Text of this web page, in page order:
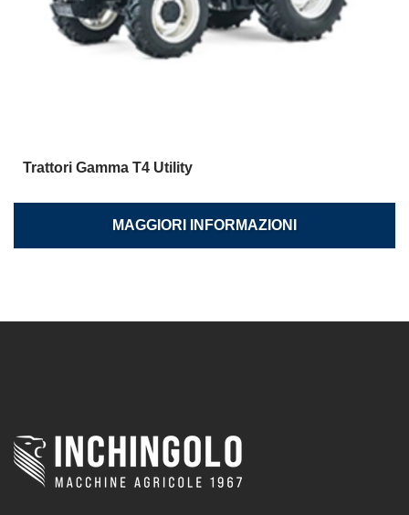
Trattori Gamma T4 Utility
MAGGIORI INFORMAZIONI